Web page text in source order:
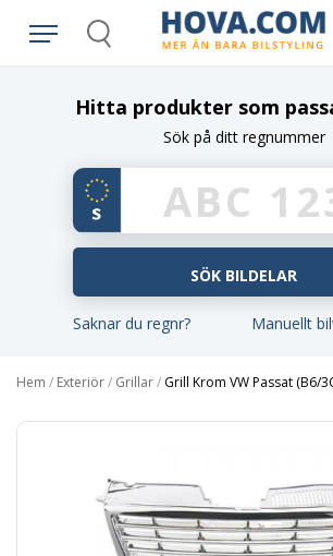
Search
Hitta produkter som
Sök på ditt regnummer
Saknar du regnr? Manuellt
Hem / Exteriör/ Grillar/ Grill Krom VW Passat (B6/